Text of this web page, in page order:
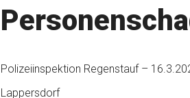
Metzgerei
Polizeiinspektion Regenstauf –
Lappersdorf